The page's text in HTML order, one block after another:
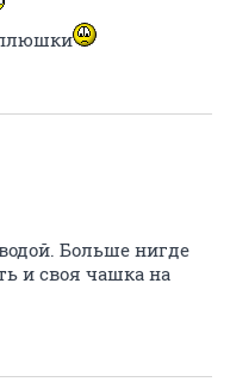
плюшки
Больше нигде
и своя чашка на